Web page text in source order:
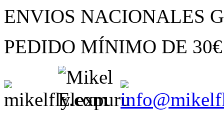
ENVIOS NACIONALES
PEDIDO MÍNIMO DE 30€